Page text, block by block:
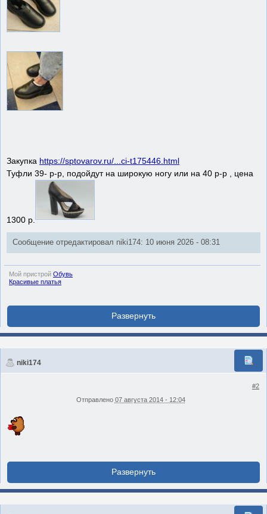
Закупка https://sptovarov.ru/...ci-t175446.html
Туфли 39- р-р, подойдут на широкую ногу или на 40 р-р , цена
1300 р.
Сообщение отредактировал niki174: 10 июня 2026 - 08:31
Мой пристрой Обувь
Красивые платья
niki174
#2
Отправлено 07 августа 2014 - 12:04